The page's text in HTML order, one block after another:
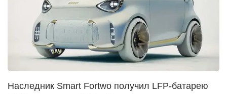
Наследник Smart Fortwo получил LFP-батарею